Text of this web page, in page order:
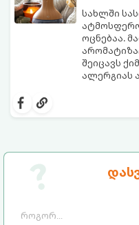
სახლში
ოცნებაა.
შეიცავს
ალერგიას